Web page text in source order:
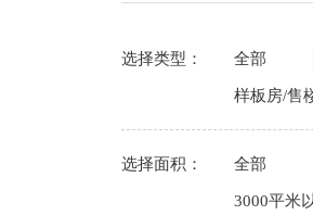
选择类型： 全部
样板房/售
选择面积： 全部
3000平米